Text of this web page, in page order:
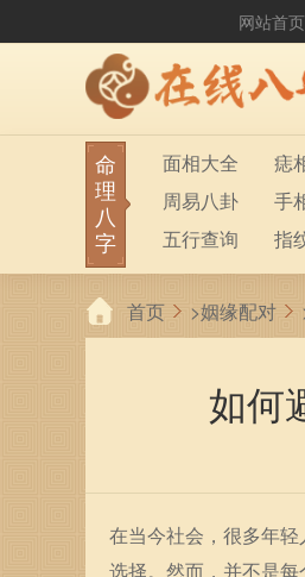
网站首页
命
理
八
字
面相大全
痣
周易八卦
手
五行查询
指
生男生女
称
前世今生
塔
首页 >姻缘配对
如何
在当今社会，很多年
选择。然而，并不是